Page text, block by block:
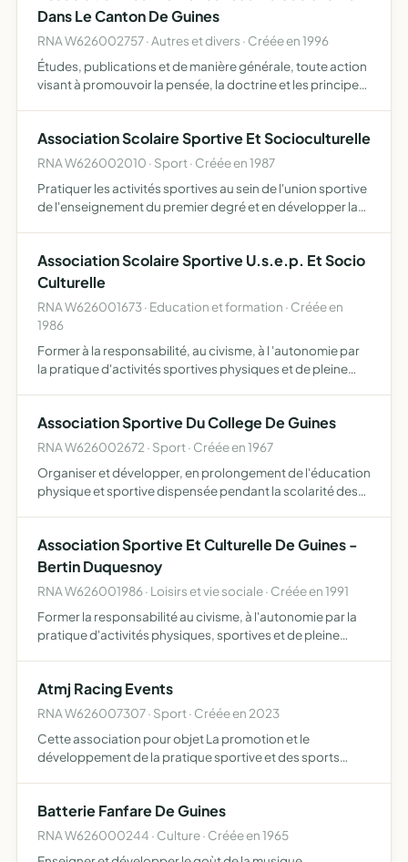
Dans Le Canton De Guines
RNA W626002757 · Autres et divers · Créée en 1996
Études, publications et de manière générale, toute action
visant à promouvoir la pensée, la doctrine et les principes
Association Scolaire Sportive Et Socioculturelle
RNA W626002010 · Sport · Créée en 1987
Pratiquer les activités sportives au sein de l'union sportive
de l'enseignement du premier degré et en développer la
Association Scolaire Sportive U.s.e.p. Et Socio
Culturelle
RNA W626001673 · Education et formation · Créée en
1986
Former à la responsabilité, au civisme, à l 'autonomie par
la pratique d'activités sportives physiques et de pleine
Association Sportive Du College De Guines
RNA W626002672 · Sport · Créée en 1967
Organiser et développer, en prolongement de l'éducation
physique et sportive dispensée pendant la scolarité des
élève…
Association Sportive Et Culturelle De Guines -
Bertin Duquesnoy
RNA W626001986 · Loisirs et vie sociale · Créée en 1991
Former la responsabilité au civisme, à l'autonomie par la
pratique d'activités physiques, sportives et de pleine
Atmj Racing Events
RNA W626007307 · Sport · Créée en 2023
Cette association pour objet La promotion et le
développement de la pratique sportive et des sports
par la…
Batterie Fanfare De Guines
RNA W626000244 · Culture · Créée en 1965